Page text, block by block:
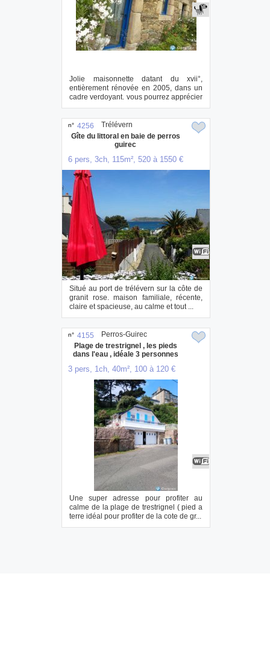
Jolie maisonnette datant du xvii°,
entièrement rénovée en 2005, dans un
cadre verdoyant. vous pourrez apprécier
calme et...
n° 4256
Gîte du littoral en baie de perros
guirec
6 pers, 3ch, 115m², 520 à 1550 €
Situé au port de trélévern sur la côte de
granit rose. maison familiale, récente,
claire et spacieuse, au calme et tout ...
Trélévern
n° 4155
Plage de trestrignel , les pieds
dans l'eau , idéale 3 personnes
3 pers, 1ch, 40m², 100 à 120 €
Une super adresse pour profiter au
calme de la plage de trestrignel ( pied a
terre idéal pour profiter de la cote de gr...
Perros-Guirec